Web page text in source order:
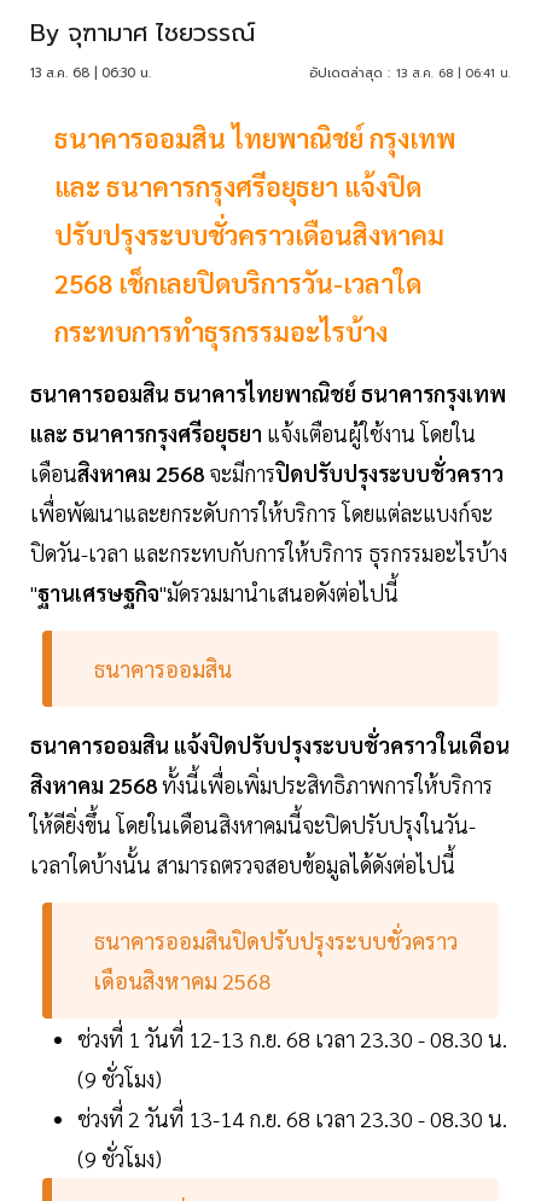
By จุฑามาศ ไชยวรรณ์
13 ส.ค. 68 | 06:30 น. อัปเดตล่าสุด : 13 ส.ค. 68 | 06:41 น.
ธนาคารออมสิน ไทยพาณิชย์ กรุงเทพ
และ ธนาคารกรุงศรีอยุธยา แจ้งปิด
ปรับปรุงระบบชั่วคราวเดือนสิงหาคม
2568 เช็กเลยปิดบริการวัน-เวลาใด
กระทบการทำธุรกรรมอะไรบ้าง
ธนาคารออมสิน ธนาคารไทยพาณิชย์ ธนาคารกรุงเทพ
และ ธนาคารกรุงศรีอยุธยา แจ้งเตือนผู้ใช้งาน โดยใน
เดือนสิงหาคม 2568 จะมีการปิดปรับปรุงระบบชั่วคราว
เพื่อพัฒนาและยกระดับการให้บริการ โดยแต่ละแบงก์จะ
ปิดวัน-เวลา และกระทบกับการให้บริการ ธุรกรรมอะไรบ้าง
"ฐานเศรษฐกิจ"มัดรวมมานำเสนอดังต่อไปนี้
ธนาคารออมสิน
ธนาคารออมสิน แจ้งปิดปรับปรุงระบบชั่วคราวในเดือน
สิงหาคม 2568ทั้งนี้เพื่อเพิ่มประสิทธิภาพการให้บริการ
ให้ดียิ่งขึ้น โดยในเดือนสิงหาคมนี้จะปิดปรับปรุงในวัน-
เวลาใดบ้างนั้น สามารถตรวจสอบข้อมูลได้ดังต่อไปนี้
ธนาคารออมสินปิดปรับปรุงระบบชั่วคราว
เดือนสิงหาคม 2568
ช่วงที่ 1 วันที่ 12-13 ก.ย. 68 เวลา 23.30 - 08.30 น.
(9 ชั่วโมง)
ช่วงที่ 2 วันที่ 13-14 ก.ย. 68 เวลา 23.30 - 08.30 น.
(9 ชั่วโมง)